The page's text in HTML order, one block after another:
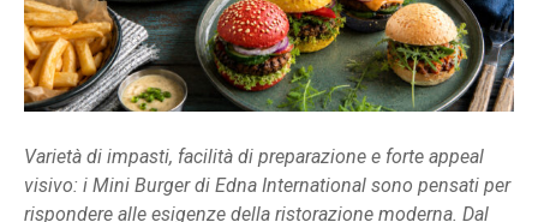
Varietà di impasti, facilità di preparazione e forte appeal
visivo: i Mini Burger di Edna International sono pensati per
rispondere alle esigenze della ristorazione moderna. Dal